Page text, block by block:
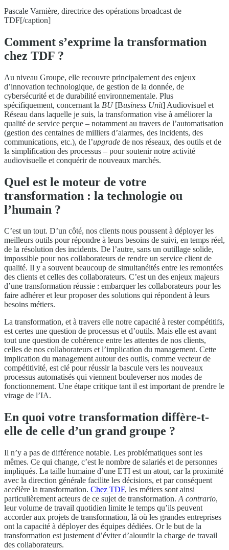
Pascale Varnière, directrice des opérations broadcast de
TDF[/caption]
Comment s’exprime la transformation
chez TDF ?
Au niveau Groupe, elle recouvre principalement des enjeux
d’innovation technologique, de gestion de la donnée, de
cybersécurité et de durabilité environnementale. Plus
spécifiquement, concernant la BU[Business Unit] Audiovisuel et
Réseau dans laquelle je suis, la transformation vise à améliorer la
qualité de service perçue – notamment au travers de l’automatisation
(gestion des centaines de milliers d’alarmes, des incidents, des
communications, etc.), de l’upgrade de nos réseaux, des outils et de
la simplification des processus – pour soutenir notre activité
audiovisuelle et conquérir de nouveaux marchés.
Quel est le moteur de votre
transformation : la technologie ou
l’humain ?
C’est un tout. D’un côté, nos clients nous poussent à déployer les
meilleurs outils pour répondre à leurs besoins de suivi, en temps réel,
de la résolution des incidents. De l’autre, sans un outillage solide,
impossible pour nos collaborateurs de rendre un service client de
qualité. Il y a souvent beaucoup de simultanéités entre les remontées
des clients et celles des collaborateurs. C’est un des enjeux majeurs
d’une transformation réussie : embarquer les collaborateurs pour les
faire adhérer et leur proposer des solutions qui répondent à leurs
besoins métiers.
La transformation, et à travers elle notre capacité à rester compétitifs,
est certes une question de processus et d’outils. Mais elle est avant
tout une question de cohérence entre les attentes de nos clients,
celles de nos collaborateurs et l’implication du management. Cette
implication du management autour des outils, comme vecteur de
compétitivité, est clé pour réussir la bascule vers les nouveaux
processus automatisés qui viennent bouleverser nos modes de
fonctionnement. Une étape critique tant il est important de prendre le
virage de l’IA.
En quoi votre transformation diffère-t-
elle de celle d’un grand groupe ?
Il n’y a pas de différence notable. Les problématiques sont les
mêmes. Ce qui change, c’est le nombre de salariés et de personnes
impliqués. La taille humaine d’une ETI est un atout, car la proximité
avec la direction générale facilite les décisions, et par conséquent
accélère la transformation. Chez TDF, les métiers sont ainsi
particulièrement acteurs de ce sujet de transformation. A contrario,
leur volume de travail quotidien limite le temps qu’ils peuvent
accorder aux projets de transformation, là où les grandes entreprises
ont la capacité à déployer des équipes dédiées. Or le but de la
transformation est justement d’éviter d’alourdir la charge de travail
des collaborateurs.